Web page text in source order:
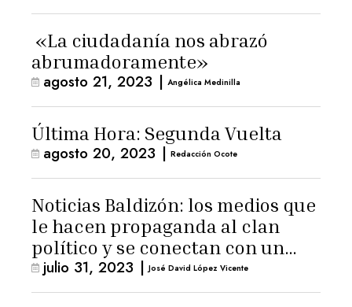
«La ciudadanía nos abrazó
abrumadoramente»
agosto 21, 2023 | Angélica Medinilla
Última Hora: Segunda Vuelta
agosto 20, 2023 | Redacción Ocote
Noticias Baldizón: los medios que
le hacen propaganda al clan
político y se conectan con un
hombre de confianza de
Giammattei
julio 31, 2023 | José David López Vicente